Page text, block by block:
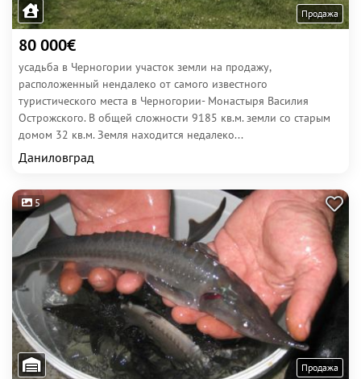
Продажа
80 000€
усадьба в Черногории участок земли на продажу,
расположенный нендалеко от самого известного
туристического места в Черногории- Монастыря Василия
Острожского. В общей сложности 9185 кв.м. земли со старым
домом 32 кв.м. Земля находится недалеко...
Даниловград
5
Продажа